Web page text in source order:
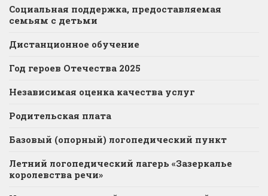
Социальная поддержка, предоставляемая
семьям с детьми
Дистанционное обучение
Год героев Отечества 2025
Независимая оценка качества услуг
Родительская плата
Базовый (опорный) логопедический пункт
Летний логопедический лагерь «Зазеркалье
королевства речи»